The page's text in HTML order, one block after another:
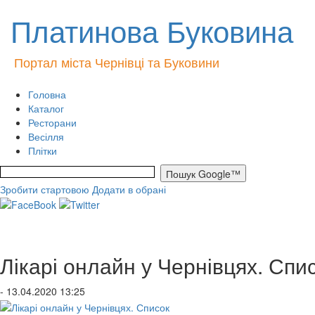
Платинова Буковина
Портал міста Чернівці та Буковини
Головна
Каталог
Ресторани
Весілля
Плітки
Зробити стартовою Додати в обрані
Лікарі онлайн у Чернівцях.
- 13.04.2020 13:25